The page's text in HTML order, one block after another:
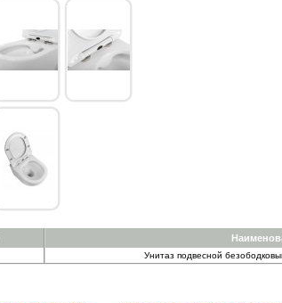
Унитаз подвесной